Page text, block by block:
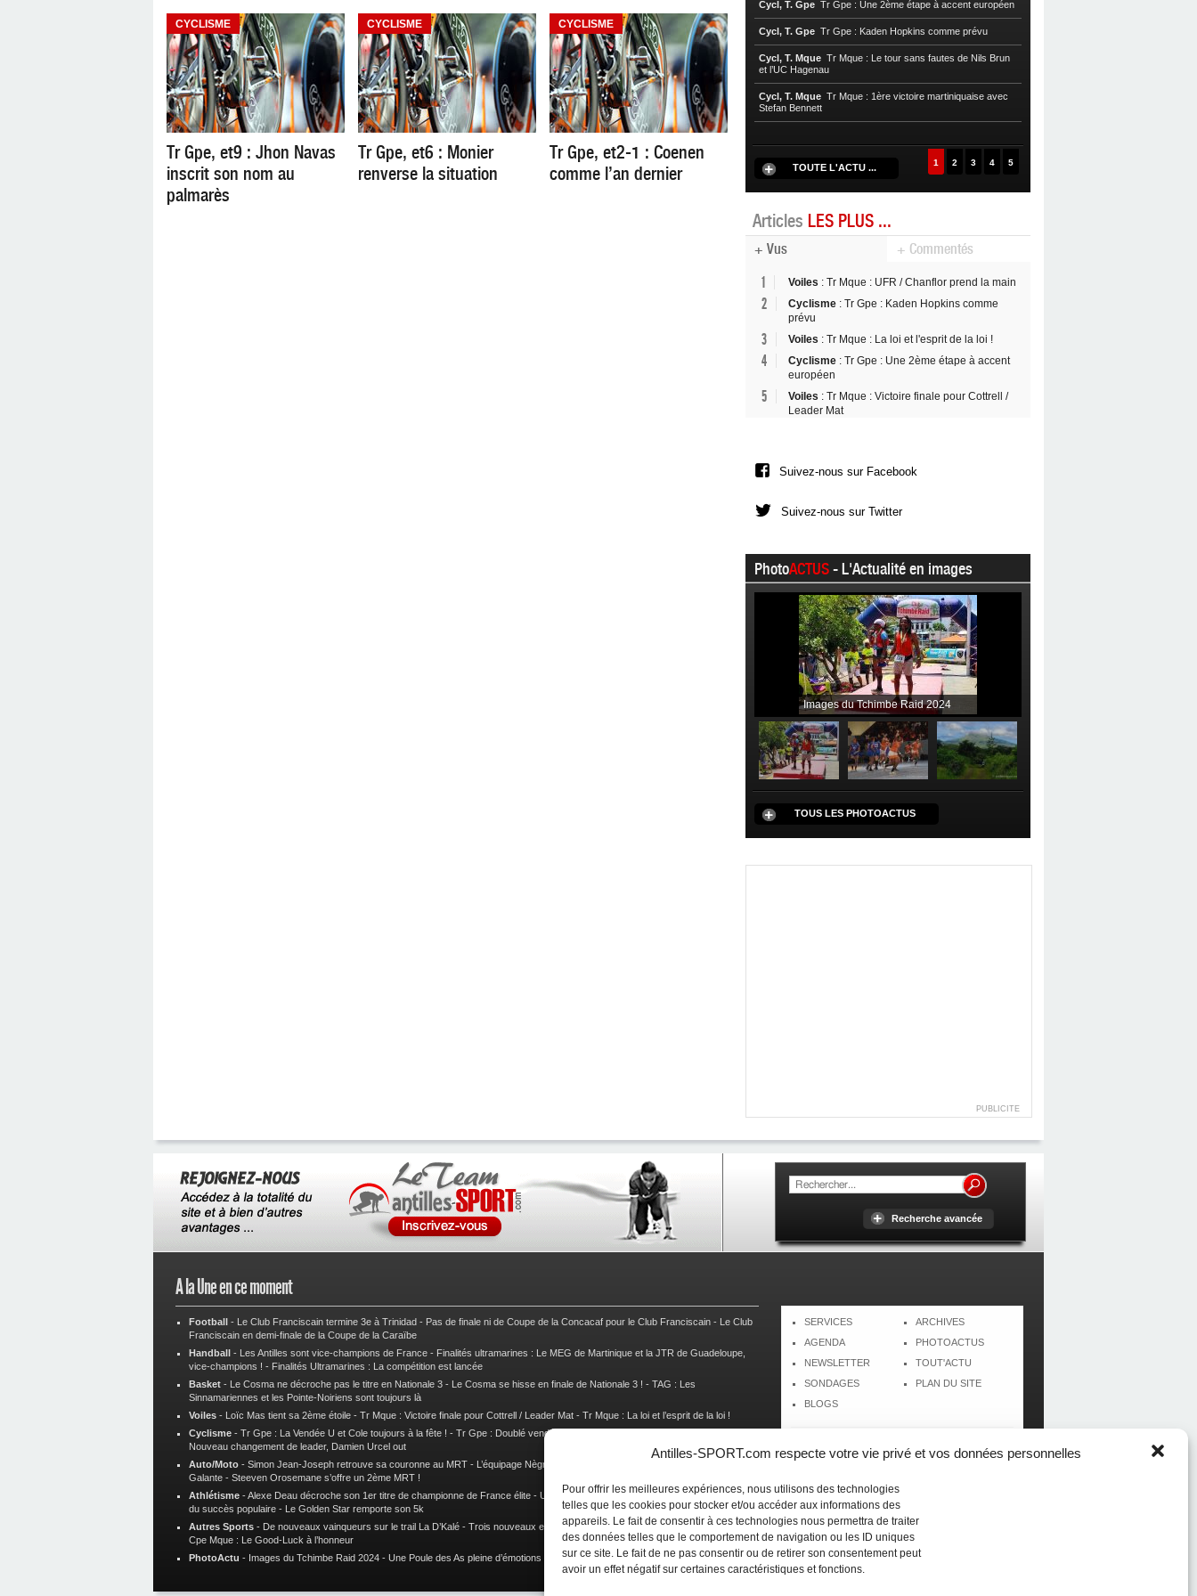
Antilles-SPORT.com respecte votre vie privé et vos données personnelles
Pour offrir les meilleures expériences, nous utilisons des technologies
telles que les cookies pour stocker et/ou accéder aux informations des
appareils. Le fait de consentir à ces technologies nous permettra de traiter
des données telles que le comportement de navigation ou les ID uniques
sur ce site. Le fait de ne pas consentir ou de retirer son consentement peut
avoir un effet négatif sur certaines caractéristiques et fonctions.
CYCLISME
Tr Gpe, et9 : Jhon Navas
inscrit son nom au
palmarès
CYCLISME
Tr Gpe, et6 : Monier
renverse la situation
CYCLISME
Tr Gpe, et2-1 : Coenen
comme l’an dernier
Cycl, T. Gpe Tr Gpe : Une 2ème étape à accent européen
Cycl, T. Gpe Tr Gpe : Kaden Hopkins comme prévu
Cycl, T. Mque Tr Mque : Le tour sans fautes de Nils Brun
et l’UC Hagenau
Cycl, T. Mque Tr Mque : 1ère victoire martiniquaise avec
Stefan Bennett
TOUTE L'ACTU ... 1 2 3 4 5
Articles LES PLUS ...
+ Vus + Commentés
1 Voiles : Tr Mque : UFR / Chanflor prend la main
2 Cyclisme : Tr Gpe : Kaden Hopkins comme
prévu
3 Voiles : Tr Mque : La loi et l'esprit de la loi !
4 Cyclisme : Tr Gpe : Une 2ème étape à accent
européen
5 Voiles : Tr Mque : Victoire finale pour Cottrell /
Leader Mat
Suivez-nous sur Facebook
Suivez-nous sur Twitter
PhotoACTUS- L'Actualité en images
Images du Tchimbe Raid 2024
TOUS LES PHOTOACTUS
PUBLICITE
Recherche avancée
A la Une en ce moment
Football - Le Club Franciscain termine 3e à Trinidad - Pas de finale ni de Coupe de la Concacaf pour le Club Franciscain -
Le Club
Franciscain en demi-finale de la Coupe de la Caraïbe
Handball
- Les Antilles sont vice-champions de France - Finalités ultramarines : Le MEG de Martinique et la JTR de Guadeloupe,
vice-champions ! - Finalités Ultramarines : La compétition est lancée
Basket - Le Cosma ne décroche pas le titre en Nationale 3 - Le Cosma se hisse en finale de Nationale 3 ! - TAG : Les
Sinnamariennes et les Pointe-Noiriens sont toujours là
Voiles - Loïc Mas tient sa 2ème étoile - Tr Mque : Victoire finale pour Cottrell / Leader Mat - Tr Mque : La loi et l’esprit de la loi !
Cyclisme - Tr Gpe : La Vendée U et Cole toujours à la fête ! - Tr Gpe : Doublé vendéen sur l’étape des Mamelles
Nouveau changement de leader, Damien Urcel out
Auto/Moto - Simon Jean-Joseph retrouve sa couronne au MRT -
L’équipage Nègre – Gérard remporte le 9e rallye du Pays Marie-
Galante - Steeven Orosemane s’offre un 2ème MRT !
Athlétisme -Alexe Deau décroche son 1er titre de championne de France élite - Un semi marathon sous le signe de la chaleur et
du succès populaire -
Le Golden Star remporte son 5k
Autres Sports - De nouveaux vainqueurs sur le trail La D’Kalé - Trois nouveaux et un habitué au palmarès du Trail des Trésors-
Cpe Mque : Le Good-Luck à l’honneur
PhotoActu - Images du Tchimbe Raid 2024 - Une Poule des As pleine d’émotions ! Images de la Woulib 113 X-Trem
SERVICES
AGENDA
NEWSLETTER
SONDAGES
BLOGS
ARCHIVES
PHOTOACTUS
TOUT'ACTU
PLAN DU SITE